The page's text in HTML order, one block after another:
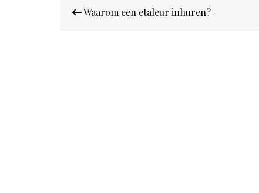
navigatie
Waarom een etaleur inhuren?